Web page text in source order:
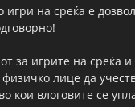
игри на среќа е
за игрите на среќа
лице да
кои влоговите се